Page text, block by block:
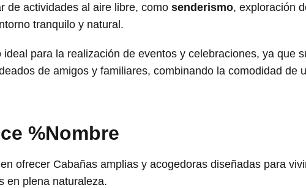
de actividades al aire libre, como senderismo, exploración
tranquilo y natural.
para la realización de eventos y celebraciones, ya que
de amigos y familiares, combinando la comodidad de
%Nombre
ofrecer Cabañas amplias y acogedoras diseñadas para
en plena naturaleza.